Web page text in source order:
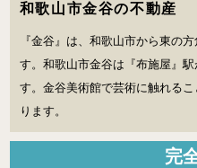
和歌山市金谷の不動産
『金谷』は、和歌山市から東の
す。和歌山市金谷は『布施屋』
す。金谷美術館で芸術に触れる
ります。
完